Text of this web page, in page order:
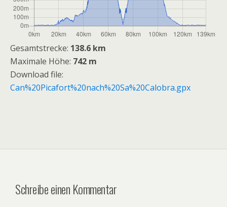
Gesamtstrecke: 138.6 km
Maximale Höhe: 742 m
Download file:
Can%20Picafort%20nach%20Sa%20Calobra.gpx
Schreibe einen Kommentar